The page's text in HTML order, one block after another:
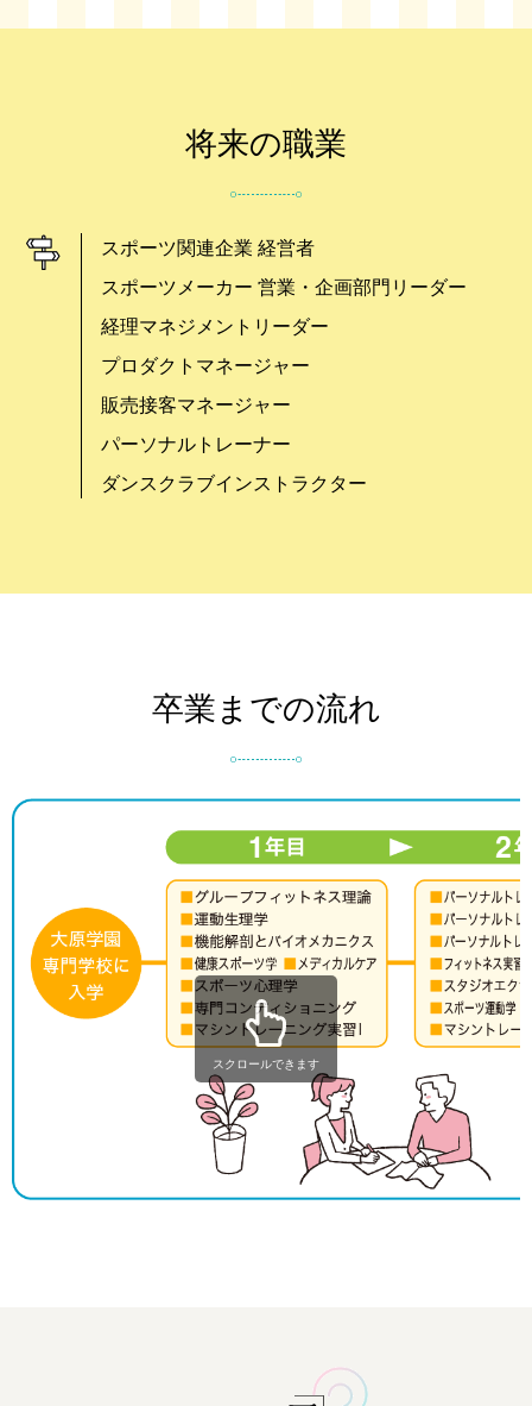
将来の職業
スポーツ関連企業 経営者
スポーツメーカー 営業・企画部門リーダー
経理マネジメントリーダー
プロダクトマネージャー
販売接客マネージャー
パーソナルトレーナー
ダンスクラブインストラクター
卒業までの流れ
スクロールできます